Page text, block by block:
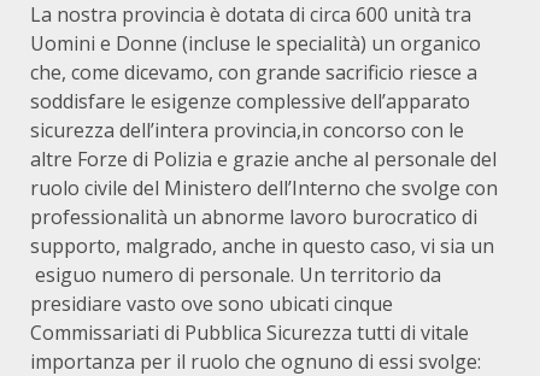
La nostra provincia è dotata di circa 600 unità tra
Uomini e Donne (incluse le specialità) un organico
che, come dicevamo, con grande sacrificio riesce a
soddisfare le esigenze complessive dell’apparato
sicurezza dell’intera provincia,in concorso con le
altre Forze di Polizia e grazie anche al personale del
ruolo civile del Ministero dell’Interno che svolge con
professionalità un abnorme lavoro burocratico di
supporto, malgrado, anche in questo caso, vi sia un
esiguo numero di personale. Un territorio da
presidiare vasto ove sono ubicati cinque
Commissariati di Pubblica Sicurezza tutti di vitale
importanza per il ruolo che ognuno di essi svolge: